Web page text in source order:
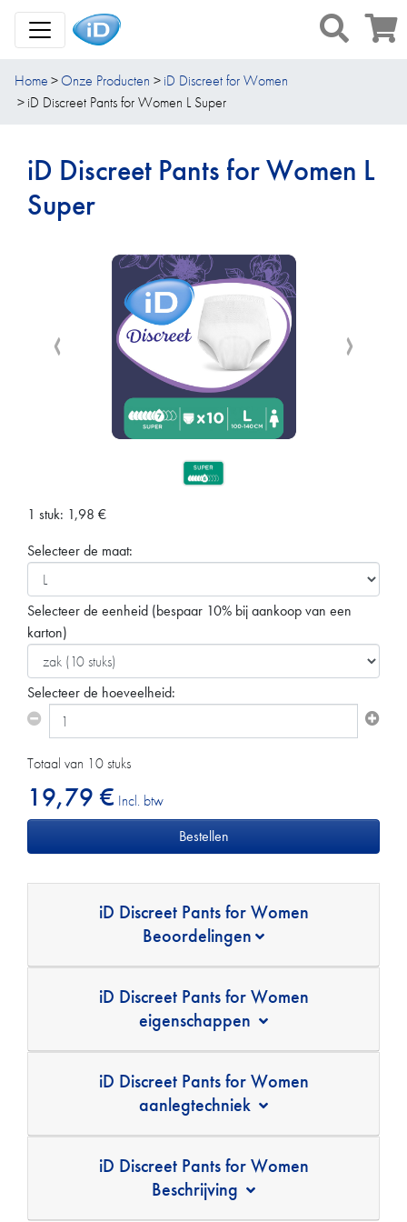
Toggle Navigation
Home Onze Producten
iD Discreet for Women
iD Discreet Pants for Women L Super
iD Discreet Pants for Women L
Super
1 stuk: 1,98 €
Selecteer de maat:
Selecteer de eenheid (bespaar 10% bij aankoop van een
karton)
Selecteer de hoeveelheid:
Totaal van 10 stuks
19,79 € Incl. btw
iD Discreet Pants for Women
Beoordelingen
iD Discreet Pants for Women
eigenschappen
iD Discreet Pants for Women
aanlegtechniek
iD Discreet Pants for Women
Beschrijving